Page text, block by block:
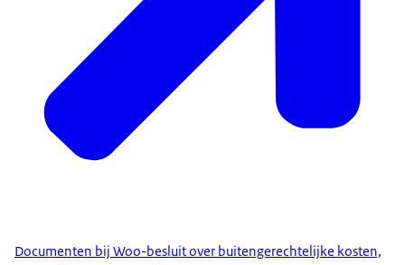
Documenten bij Woo-besluit over buitengerechtelijke kosten,